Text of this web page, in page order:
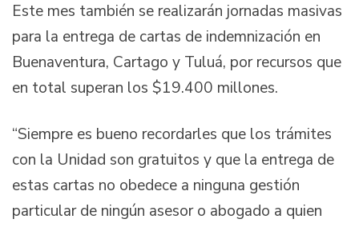
Este mes también se realizarán jornadas masivas
para la entrega de cartas de indemnización en
Buenaventura, Cartago y Tuluá, por recursos que
en total superan los $19.400 millones.
“Siempre es bueno recordarles que los trámites
con la Unidad son gratuitos y que la entrega de
estas cartas no obedece a ninguna gestión
particular de ningún asesor o abogado a quien